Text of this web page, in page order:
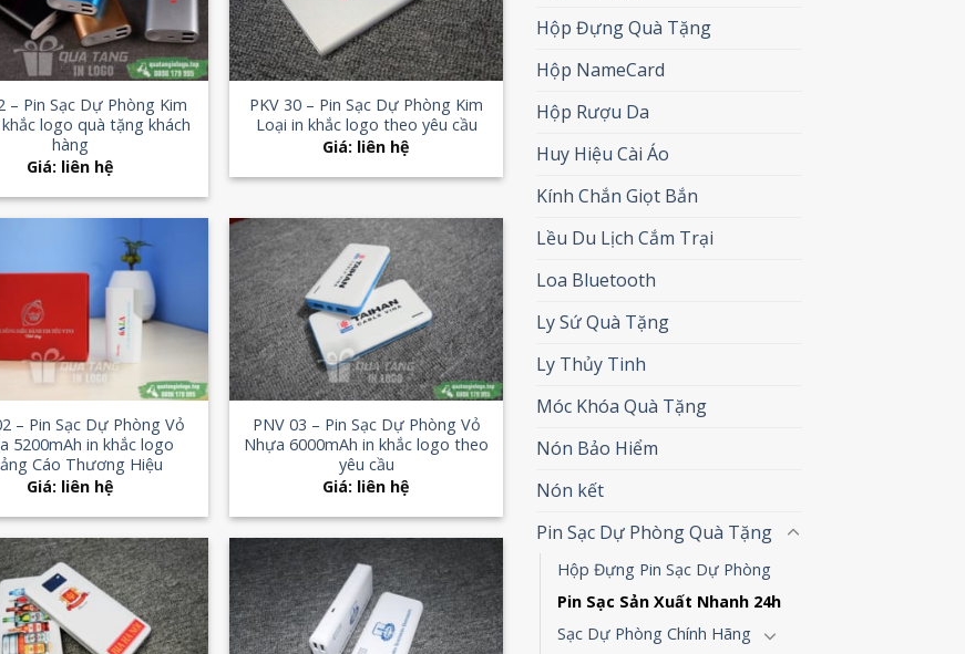
– Pin Sạc Dự Phòng Kim
logo quà tặng khách
hàng
Giá: liên hệ
+
PKV 30 – Pin Sạc Dự Phòng Kim
Loại in khắc logo theo yêu cầu
Giá: liên hệ
Add to
Wishlist
– Pin Sạc Dự Phòng Vỏ
5200mAh in khắc logo
Cáo Thương Hiệu
Giá: liên hệ
Add to
Wishlist
+
PNV 03 – Pin Sạc Dự Phòng Vỏ
Nhựa 6000mAh in khắc logo theo
yêu cầu
Giá: liên hệ
Add to
Wishlist
Add to
Wishlist
Hộp Đựng Quà Tặng
Hộp NameCard
Hộp Rượu Da
Huy Hiệu Cài Áo
Kính Chắn Giọt Bắn
Lều Du Lịch Cắm Trại
Loa Bluetooth
Ly Sứ Quà Tặng
Ly Thủy Tinh
Móc Khóa Quà Tặng
Nón Bảo Hiểm
Nón kết
Pin Sạc Dự Phòng Quà Tặng
Hộp Đựng Pin Sạc Dự Phòng
Pin Sạc Sản Xuất Nhanh 24h
Sạc Dự Phòng Chính Hãng